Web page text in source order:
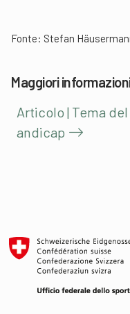
Fonte: Stefan
Maggiori
Articolo | Tema
andicap